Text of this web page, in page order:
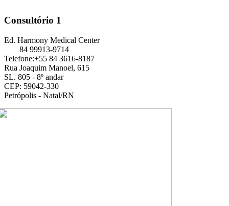
Consultório 1
Ed. Harmony Medical Center
84 99913-9714
Telefone:+55 84 3616-8187
Rua Joaquim Manoel, 615
SL. 805 - 8º andar
CEP: 59042-330
Petrópolis - Natal/RN